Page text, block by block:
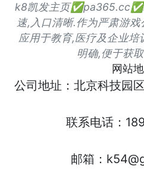
k8凯发主页
速,入口清晰.作为严肃游
应用于教育,医疗及企业培
明确,便于获
网站
公司地址：北京科技园
联系电话：
邮箱：